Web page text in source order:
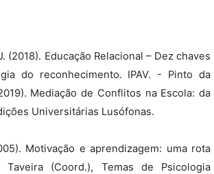
(2018). Educação Relacional – Dez chaves
do reconhecimento. IPAV. - Pinto da
Mediação de Conflitos na Escola: da
Universitárias Lusófonas.
Motivação e aprendizagem: uma rota
(Coord.), Temas de Psicologia